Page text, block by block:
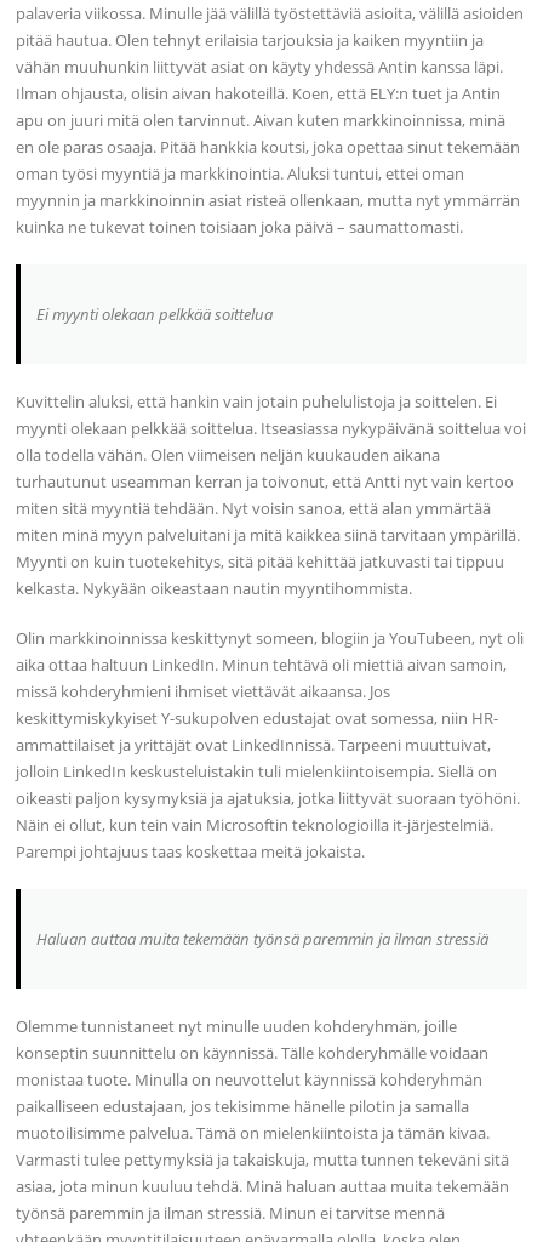
palaveria viikossa. Minulle jää välillä työstettäviä asioita, välillä asioiden
pitää hautua. Olen tehnyt erilaisia tarjouksia ja kaiken myyntiin ja
vähän muuhunkin liittyvät asiat on käyty yhdessä Antin kanssa läpi.
Ilman ohjausta, olisin aivan hakoteillä. Koen, että ELY:n tuet ja Antin
apu on juuri mitä olen tarvinnut. Aivan kuten markkinoinnissa, minä
en ole paras osaaja. Pitää hankkia koutsi, joka opettaa sinut tekemään
oman työsi myyntiä ja markkinointia. Aluksi tuntui, ettei oman
myynnin ja markkinoinnin asiat risteä ollenkaan, mutta nyt ymmärrän
kuinka ne tukevat toinen toisiaan joka päivä – saumattomasti.
Ei myynti olekaan pelkkää soittelua
Kuvittelin aluksi, että hankin vain jotain puhelulistoja ja soittelen. Ei
myynti olekaan pelkkää soittelua. Itseasiassa nykypäivänä soittelua voi
olla todella vähän. Olen viimeisen neljän kuukauden aikana
turhautunut useamman kerran ja toivonut, että Antti nyt vain kertoo
miten sitä myyntiä tehdään. Nyt voisin sanoa, että alan ymmärtää
miten minä myyn palveluitani ja mitä kaikkea siinä tarvitaan ympärillä.
Myynti on kuin tuotekehitys, sitä pitää kehittää jatkuvasti tai tippuu
kelkasta. Nykyään oikeastaan nautin myyntihommista.
Olin markkinoinnissa keskittynyt someen, blogiin ja YouTubeen, nyt oli
aika ottaa haltuun LinkedIn. Minun tehtävä oli miettiä aivan samoin,
missä kohderyhmieni ihmiset viettävät aikaansa. Jos
keskittymiskykyiset Y-sukupolven edustajat ovat somessa, niin HR-
ammattilaiset ja yrittäjät ovat LinkedInnissä. Tarpeeni muuttuivat,
jolloin LinkedIn keskusteluistakin tuli mielenkiintoisempia. Siellä on
oikeasti paljon kysymyksiä ja ajatuksia, jotka liittyvät suoraan työhöni.
Näin ei ollut, kun tein vain Microsoftin teknologioilla it-järjestelmiä.
Parempi johtajuus taas koskettaa meitä jokaista.
Haluan auttaa muita tekemään työnsä paremmin ja ilman stressiä
Olemme tunnistaneet nyt minulle uuden kohderyhmän, joille
konseptin suunnittelu on käynnissä. Tälle kohderyhmälle voidaan
monistaa tuote. Minulla on neuvottelut käynnissä kohderyhmän
paikalliseen edustajaan, jos tekisimme hänelle pilotin ja samalla
muotoilisimme palvelua. Tämä on mielenkiintoista ja tämän kivaa.
Varmasti tulee pettymyksiä ja takaiskuja, mutta tunnen tekeväni sitä
asiaa, jota minun kuuluu tehdä. Minä haluan auttaa muita tekemään
työnsä paremmin ja ilman stressiä. Minun ei tarvitse mennä